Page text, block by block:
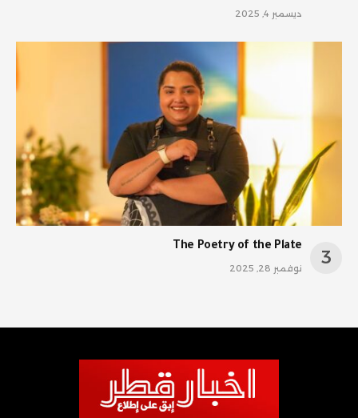
ديسمبر 4, 2025
The Poetry of the Plate
نوفمبر 28, 2025